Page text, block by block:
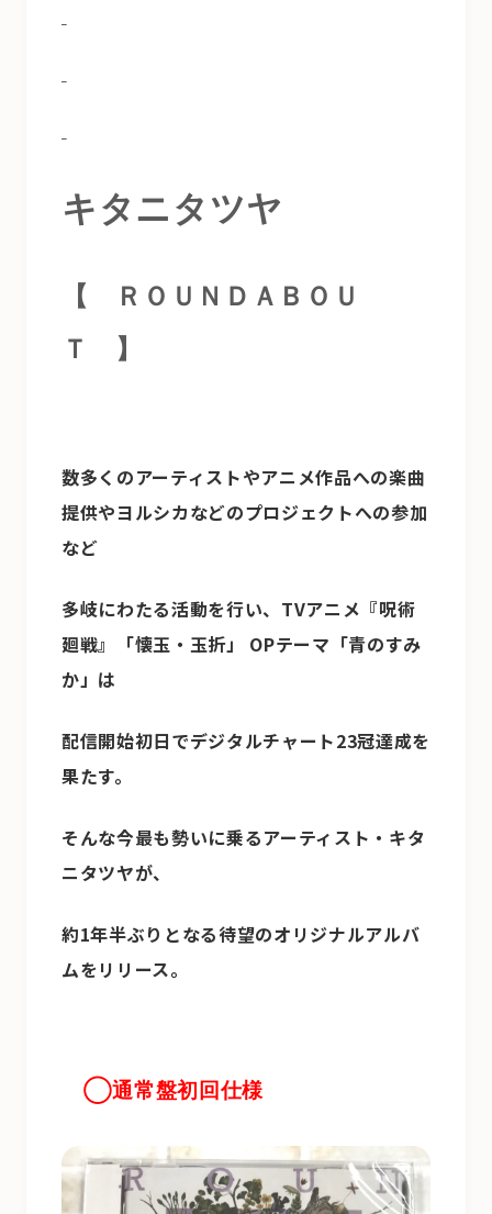
キタニタツヤ
【 ＲＯＵＮＤＡＢＯＵ
Ｔ
】
数多くのアーティストやアニメ作品への楽曲
提供やヨルシカなどのプロジェクトへの参加
など
多岐にわたる活動を行い、TVアニメ『呪術
廻戦』「懐玉・玉折」 OPテーマ「青のすみ
か」は
配信開始初日でデジタルチャート23冠達成を
果たす。
そんな今最も勢いに乗るアーティスト・キタ
ニタツヤが、
約1年半ぶりとなる待望のオリジナルアルバ
ムをリリース。
◯通常盤初回仕様